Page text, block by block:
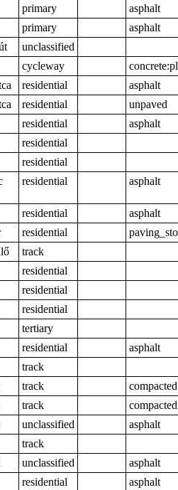
primary
asphalt
primary
asphalt
unclassified
cycleway
residential
asphalt
residential
unpaved
residential
asphalt
residential
residential
residential asphalt
residential
asphalt
residential
track
residential
residential
residential
tertiary
residential
asphalt
track
track
compacted
track
compacted
unclassified
asphalt
track
unclassified
asphalt
residential asphalt